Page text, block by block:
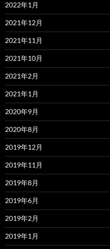
2022年1月
2021年12月
2021年11月
2021年10月
2021年2月
2021年1月
2020年9月
2020年8月
2019年12月
2019年11月
2019年8月
2019年6月
2019年2月
2019年1月